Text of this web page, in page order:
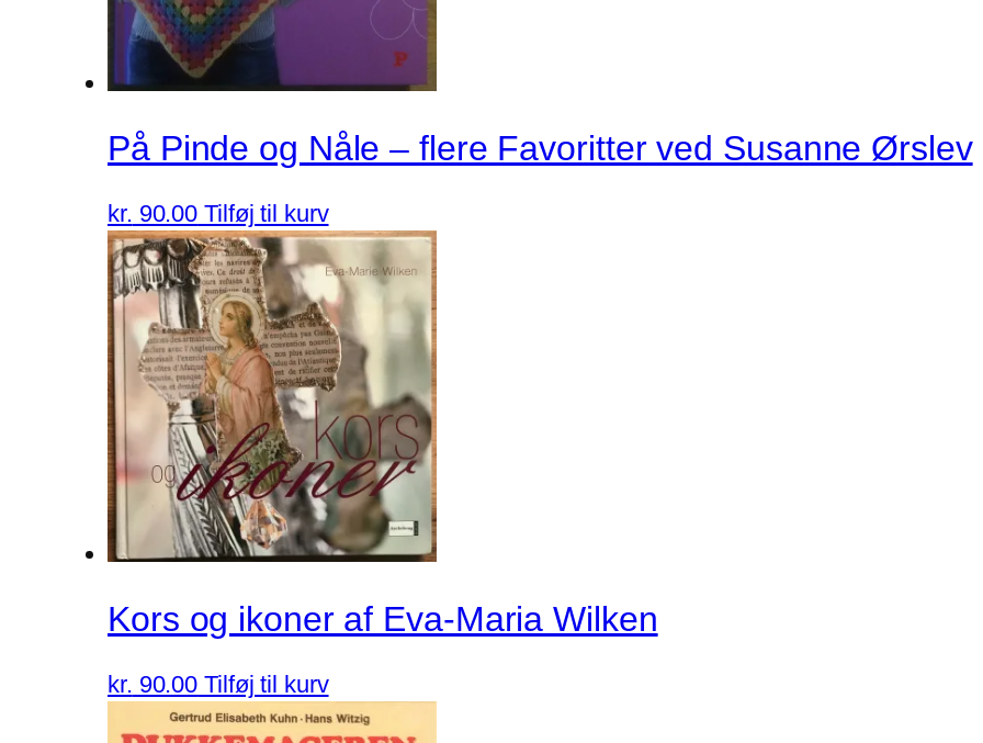
På Pinde og Nåle – flere Favoritter ved Susanne Ørslev
kr. 90.00 Tilføj til kurv
Kors og ikoner af Eva-Maria Wilken
kr. 90.00 Tilføj til kurv